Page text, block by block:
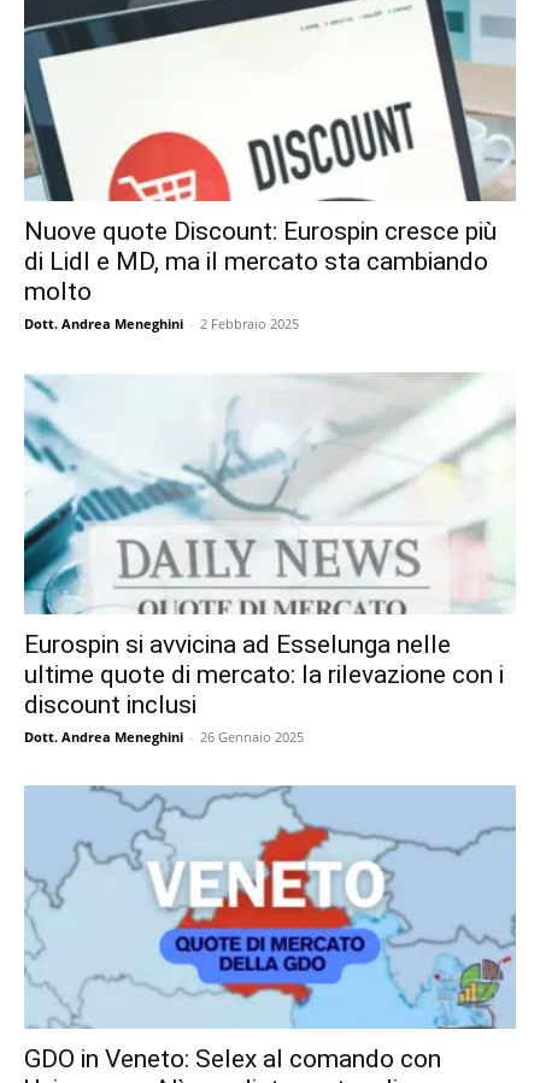
Nuove quote Discount: Eurospin cresce più
di Lidl e MD, ma il mercato sta cambiando
molto
Dott. Andrea Meneghini - 2 Febbraio 2025
Eurospin si avvicina ad Esselunga nelle
ultime quote di mercato: la rilevazione con i
discount inclusi
Dott. Andrea Meneghini - 26 Gennaio 2025
GDO in Veneto: Selex al comando con